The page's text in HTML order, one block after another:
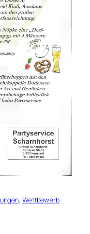
, Wettbewerb